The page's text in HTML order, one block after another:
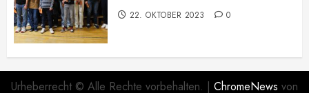
22. OKTOBER 2023 0
Urheberrecht © Alle Rechte vorbehalten. | ChromeNews von